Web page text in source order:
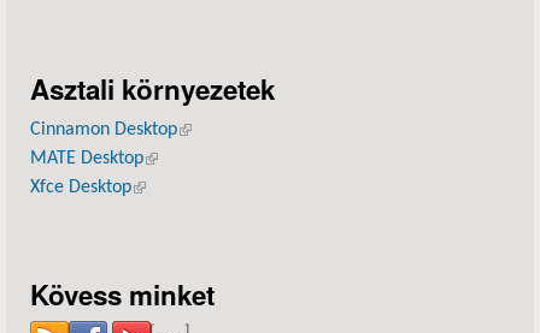
Asztali környezetek
Cinnamon Desktop(külső hivatkozás)
MATE Desktop(külső hivatkozás)
Xfce Desktop(külső hivatkozás)
Kövess minket